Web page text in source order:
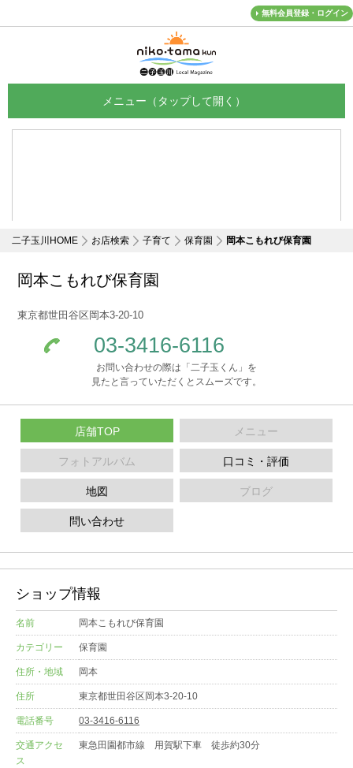
無料会員登録・ログイン
二子玉川HOME お店検索 子育て 保育園 岡本こもれび保育園
岡本こもれび保育園
東京都世田谷区岡本3-20-10
03-3416-6116
お問い合わせの際は「二子玉くん」を
見たと言っていただくとスムーズです。
店舗TOP メニュー
フォトアルバム 口コミ・評価
地図 ブログ
問い合わせ
ショップ情報
名前 岡本こもれび保育園
カテゴリー 保育園
住所・地域 岡本
住所 東京都世田谷区岡本3-20-10
電話番号 03-3416-6116
交通アクセ
ス
東急田園都市線 用賀駅下車 徒歩約30分
メニュー